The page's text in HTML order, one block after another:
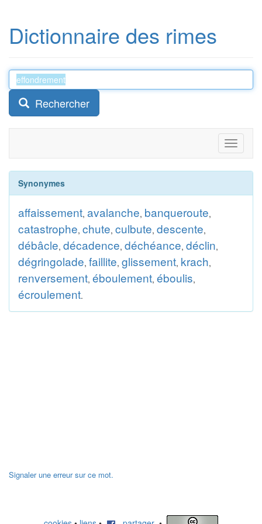
Dictionnaire des rimes
Rechercher
Toggle
Synonymes
affaissement, avalanche, banqueroute,
catastrophe, chute, culbute, descente,
débâcle, décadence, déchéance, déclin,
dégringolade, faillite, glissement, krach,
renversement, éboulement, éboulis,
écroulement.
Signaler une erreur sur ce mot.